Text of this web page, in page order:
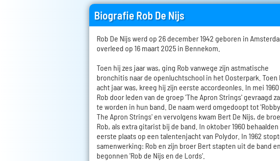
Biografie Rob De Nijs
Rob De Nijs werd op 26 december 1942 geboren in
overleed op 16 maart 2025 in Bennekom.
Toen hij zes jaar was, ging Rob vanwege zijn astmatische
bronchitis naar de openluchtschool in het Oosterpark. Toen
acht jaar was, kreeg hij zijn eerste accordeonles. In mei
Rob door leden van de groep 'The Apron Strings' gevraagd
te worden in hun band. De naam werd omgedoopt tot
The Apron Strings' en vervolgens kwam Bert De Nijs, de
Rob, als extra gitarist bij de band. In oktober 1960 behaalden
eerste plaats op een talentenjacht van Polydor. In 1962
samenwerking: Rob en zijn broer Bert stapten uit de band en
begonnen 'Rob de Nijs en de Lords'.